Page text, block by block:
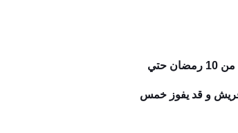
الويب سايت بتاع فريش تفاجئ الجمهور بأن شركة فريش قدمت أثناء الأعلان وقالت روبي و دينا الشربيني بأن يوجد فوازير ابتدا من 10 رمضان حتي
من ال ٩٢ دولة اللي بتصدر لهم شركة فريش و قد يفوز خمس